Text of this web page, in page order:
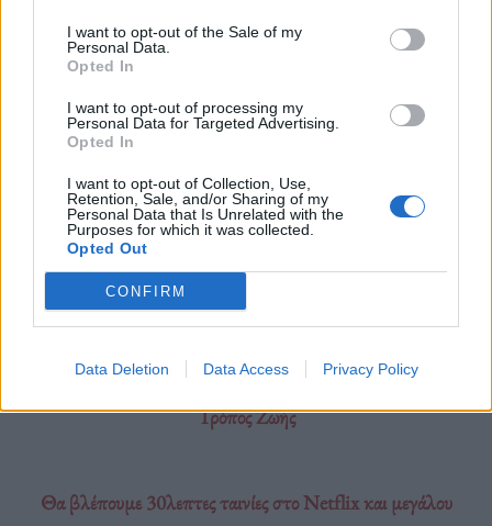
I want to opt-out of the Sale of my
Personal Data.
Opted In
I want to opt-out of processing my
Personal Data for Targeted Advertising.
Opted In
I want to opt-out of Collection, Use,
Retention, Sale, and/or Sharing of my
Personal Data that Is Unrelated with the
Purposes for which it was collected.
Opted Out
CONFIRM
Data Deletion Data Access Privacy Policy
Πρόκειται για την πρώτη διοργάνωση σε αραβική
χώρα.
Δημοσιεύθηκε σε
Μουντιάλ 2022
Τρόπος Ζωής
Θα βλέπουμε 30λεπτες ταινίες στο Netflix και μεγάλου